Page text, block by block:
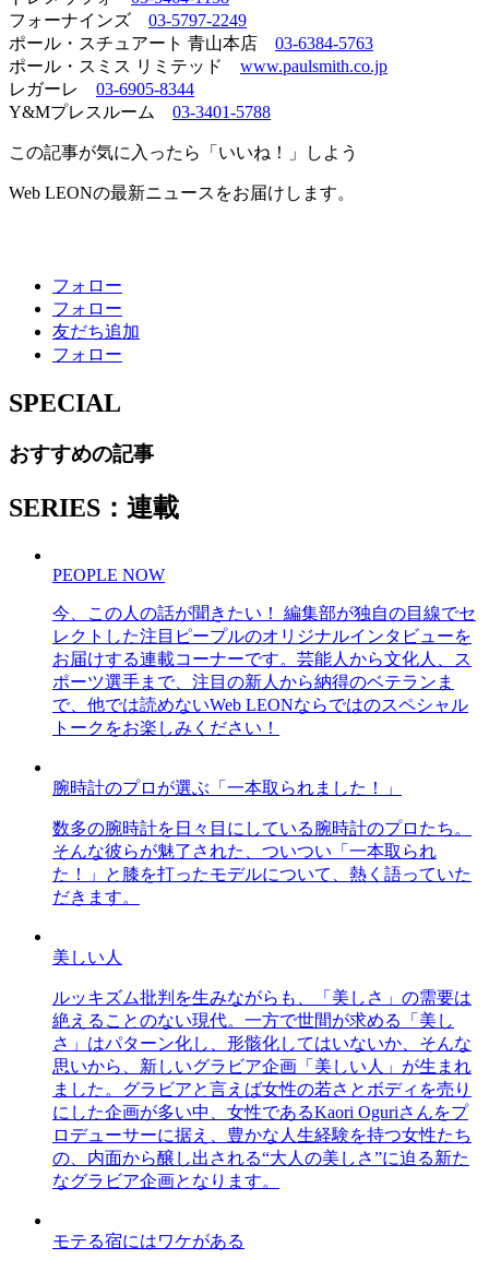
フォーナインズ 03-5797-2249
ポール・スチュアート 青山本店 03-6384-5763
ポール・スミス リミテッド www.paulsmith.co.jp
レガーレ 03-6905-8344
Y&Mプレスルーム 03-3401-5788
この記事が気に入ったら「いいね！」しよう
Web LEONの最新ニュースをお届けします。
フォロー
フォロー
友だち追加
フォロー
SPECIAL
おすすめの記事
SERIES：連載
PEOPLE NOW
今、この人の話が聞きたい！ 編集部が独自の目線でセ
レクトした注目ピープルのオリジナルインタビューを
お届けする連載コーナーです。芸能人から文化人、ス
ポーツ選手まで、注目の新人から納得のベテランま
で、他では読めないWeb LEONならではのスペシャル
トークをお楽しみください！
腕時計のプロが選ぶ「一本取られました！」
数多の腕時計を日々目にしている腕時計のプロたち。
そんな彼らが魅了された、ついつい「一本取られ
た！」と膝を打ったモデルについて、熱く語っていた
だきます。
美しい人
ルッキズム批判を生みながらも、「美しさ」の需要は
絶えることのない現代。一方で世間が求める「美し
さ」はパターン化し、形骸化してはいないか、そんな
思いから、新しいグラビア企画「美しい人」が生まれ
ました。グラビアと言えば女性の若さとボディを売り
にした企画が多い中、女性であるKaori Oguriさんをプ
ロデューサーに据え、豊かな人生経験を持つ女性たち
の、内面から醸し出される“大人の美しさ”に迫る新た
なグラビア企画となります。
モテる宿にはワケがある